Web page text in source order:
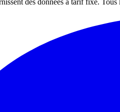
des données à tarif fixe. Tous